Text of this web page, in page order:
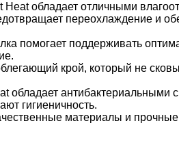
Heat обладает отличными
переохлаждение и
помогает поддерживать
крой, который не
обладает антибактериальными
гигиеничность.
материалы и